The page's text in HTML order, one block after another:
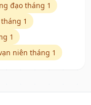
đạo tháng 1
1
1
niên tháng 1